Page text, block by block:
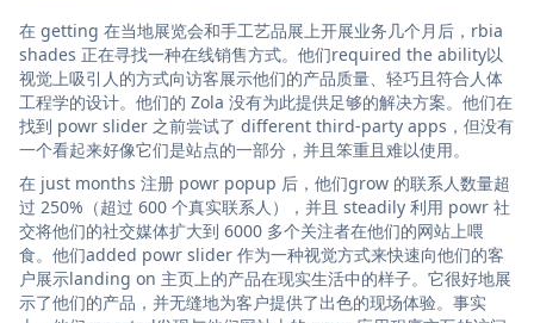
在 getting 在当地展览会和手工艺品展上开展业务几个月后，rbia
shades 正在寻找一种在线销售方式。他们required the ability以
视觉上吸引人的方式向访客展示他们的产品质量、轻巧且符合人体
工程学的设计。他们的 Zola 没有为此提供足够的解决方案。他们在
找到 powr slider 之前尝试了 different third-party apps，但没有
一个看起来好像它们是站点的一部分，并且笨重且难以使用。
在 just months 注册 powr popup 后，他们grow 的联系人数量超
过 250%（超过 600 个真实联系人），并且 steadily 利用 powr 社
交将他们的社交媒体扩大到 6000 多个关注者在他们的网站上喂
食。他们added powr slider 作为一种视觉方式来快速向他们的客
户展示landing on 主页上的产品在现实生活中的样子。它很好地展
示了他们的产品，并无缝地为客户提供了出色的现场体验。事实